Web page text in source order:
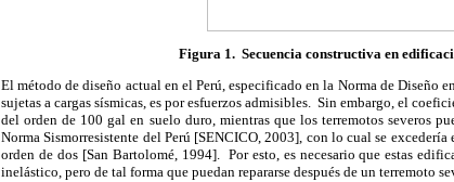
Figura 1. Secuencia constructiva en
El método de diseño actual en el Perú, especificado en la Norma de
sujetas a cargas sísmicas, es por esfuerzos admisibles. Sin embargo, el
del orden de 100 gal en suelo duro, mientras que los terremotos severos
Norma Sismorresistente del Perú [SENCICO, 2003], con lo cual se
orden de dos [San Bartolomé, 1994]. Por esto, es necesario que estas
inelástico, pero de tal forma que puedan repararse después de un terremoto